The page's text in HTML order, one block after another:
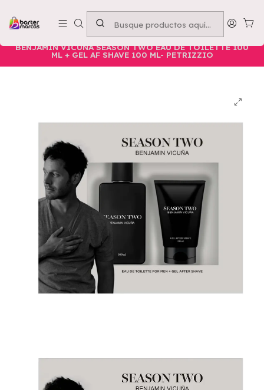
Emprende con nosotros -Compra mínima $50.000
Nuestros Productos Belleza Cuerpo
BENJAMIN VICUÑA SEASON TWO EAU DE TOILETTE 100
ML + GEL AF SHAVE 100 ML- PETRIZZIO